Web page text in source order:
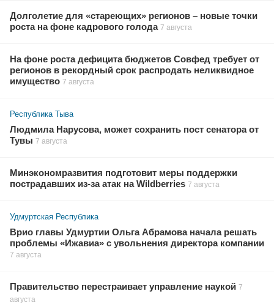
Долголетие для «стареющих» регионов – новые точки
роста на фоне кадрового голода 7 августа
На фоне роста дефицита бюджетов Совфед требует от
регионов в рекордный срок распродать неликвидное
имущество 7 августа
Республика Тыва
Людмила Нарусова, может сохранить пост сенатора от
Тувы 7 августа
Минэкономразвития подготовит меры поддержки
пострадавших из-за атак на Wildberries 7 августа
Удмуртская Республика
Врио главы Удмуртии Ольга Абрамова начала решать
проблемы «Ижавиа» с увольнения директора компании
7 августа
Правительство перестраивает управление наукой 7
августа